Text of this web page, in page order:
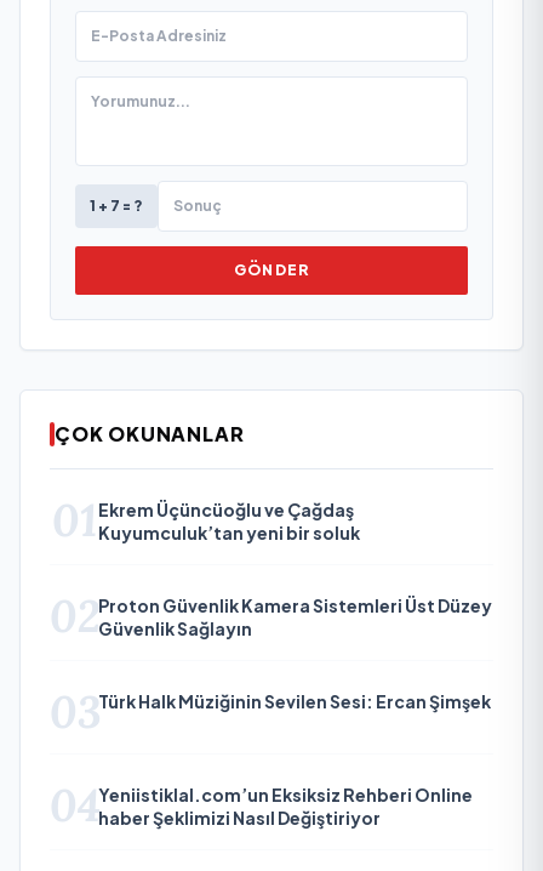
1 + 7 = ?
GÖNDER
ÇOK OKUNANLAR
01 Ekrem Üçüncüoğlu ve Çağdaş
Kuyumculuk’tan yeni bir soluk
02Proton Güvenlik Kamera Sistemleri Üst Düzey
Güvenlik Sağlayın
03Türk Halk Müziğinin Sevilen Sesi: Ercan Şimşek
04Yeniistiklal.com’un Eksiksiz Rehberi Online
haber Şeklimizi Nasıl Değiştiriyor